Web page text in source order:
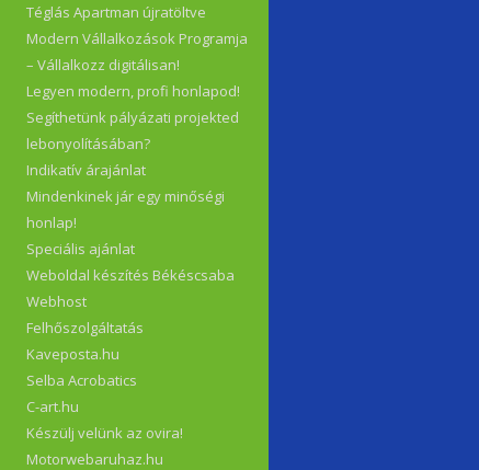
Téglás Apartman újratöltve
Modern Vállalkozások Programja
– Vállalkozz digitálisan!
Legyen modern, profi honlapod!
Segíthetünk pályázati projekted
lebonyolításában?
Indikatív árajánlat
Mindenkinek jár egy minőségi
honlap!
Speciális ajánlat
Weboldal készítés Békéscsaba
Webhost
Felhőszolgáltatás
Kaveposta.hu
Selba Acrobatics
C-art.hu
Készülj velünk az ovira!
Motorwebaruhaz.hu